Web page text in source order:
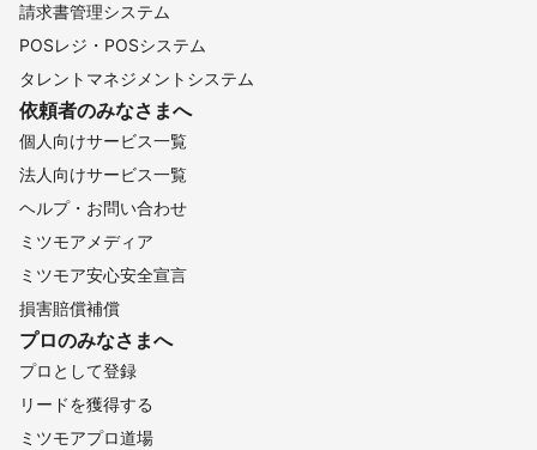
請求書管理システム
POSレジ・POSシステム
タレントマネジメントシステム
依頼者のみなさまへ
個人向けサービス一覧
法人向けサービス一覧
ヘルプ・お問い合わせ
ミツモアメディア
ミツモア安心安全宣言
損害賠償補償
プロのみなさまへ
プロとして登録
リードを獲得する
ミツモアプロ道場